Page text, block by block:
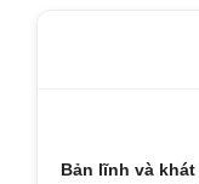
Bản lĩnh và